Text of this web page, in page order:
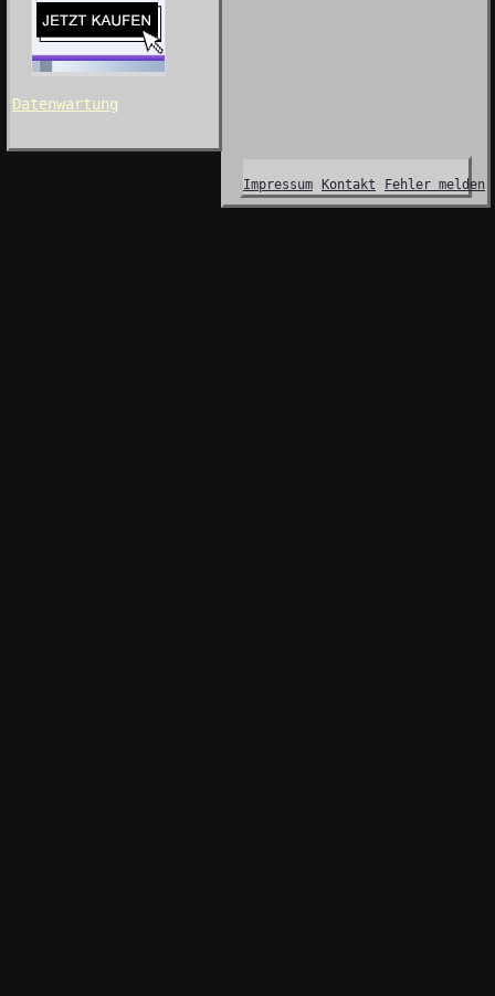
Datenwartung
Impressum Kontakt Fehler melden